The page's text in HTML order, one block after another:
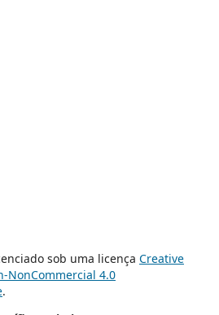
sob uma licença Creative
NonCommercial 4.0
.